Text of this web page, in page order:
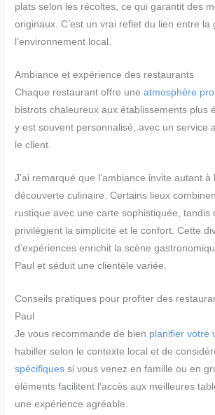
plats selon les récoltes, ce qui garantit des
originaux. C’est un vrai reflet du lien entre la
l’environnement local.
Ambiance et expérience des restaurants
Chaque restaurant offre uneatmosphère
bistrots chaleureux aux établissements plus
y est souvent personnalisé, avec un service
le client.
J’ai remarqué que l’ambiance invite autant à
découverte culinaire. Certains lieux
rustique avec une carte sophistiquée, tandis
privilégient la simplicité et le confort. Cette
d’expériences enrichit la scène
Paul et séduit une clientèle variée.
Conseils pratiques pour profiter des
Paul
Je vous recommande de bien planifier votre
habiller selon le contexte local et de
spécifiques si vous venez en famille ou en
éléments facilitent l’accès aux meilleures
une expérience agréable.